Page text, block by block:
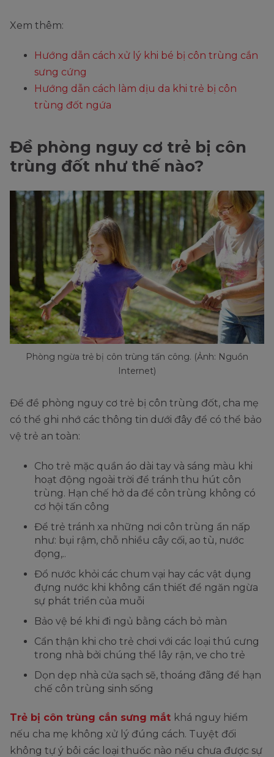
Xem thêm:
Hướng dẫn cách xử lý khi bé bị côn trùng cắn
sưng cứng
Hướng dẫn cách làm dịu da khi trẻ bị côn
trùng đốt ngứa
Đề phòng nguy cơ trẻ bị côn
trùng đốt như thế nào?
Phòng ngừa trẻ bị côn trùng tấn công. (Ảnh: Nguồn
Internet)
Để đề phòng nguy cơ trẻ bị côn trùng đốt, cha mẹ
có thể ghi nhớ các thông tin dưới đây để có thể bảo
vệ trẻ an toàn:
Cho trẻ mặc quần áo dài tay và sáng màu khi
hoạt động ngoài trời để tránh thu hút côn
trùng. Hạn chế hở da để côn trùng không có
cơ hội tấn công
Để trẻ tránh xa những nơi côn trùng ẩn nấp
như: bụi rậm, chỗ nhiều cây cối, ao tù, nước
đọng,..
Đổ nước khỏi các chum vại hay các vật dụng
đựng nước khi không cần thiết để ngăn ngừa
sự phát triển của muỗi
Bảo vệ bé khi đi ngủ bằng cách bỏ màn
Cẩn thận khi cho trẻ chơi với các loại thú cưng
trong nhà bởi chúng thể lây rận, ve cho trẻ
Dọn dẹp nhà cửa sạch sẽ, thoáng đãng để hạn
chế côn trùng sinh sống
Trẻ bị côn trùng cắn sưng mắt khá nguy hiểm
nếu cha mẹ không xử lý đúng cách. Tuyệt đối
không tự ý bôi các loại thuốc nào nếu chưa được sự